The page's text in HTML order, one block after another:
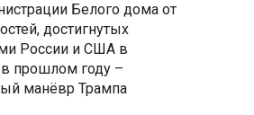
Белого дома от
достигнутых
России и США в
прошлом году –
манёвр Трампа